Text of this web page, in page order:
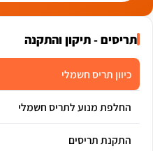
תריסים - תיקון והתקנה
כיוון תריס חשמלי
החלפת מנוע לתריס חשמלי
התקנת תריסים